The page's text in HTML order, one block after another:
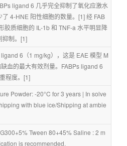
ligand 6 几乎完全抑制了氧化应激水
4-HNE 阳性细胞的数量。[1] 经 FAB
胶质细胞的 IL-1b 和 TNF-a 水平明显降
抑制。[1]
6（1 mg/kg），这是 EAE 模型 M
血的最大有效剂量。FABPs ligand 6
程度。[1]
Powder: -20°C for 3 years | In solve
with blue ice/Shipping at ambie
Tween 80+45% Saline : 2 m
is recommended.